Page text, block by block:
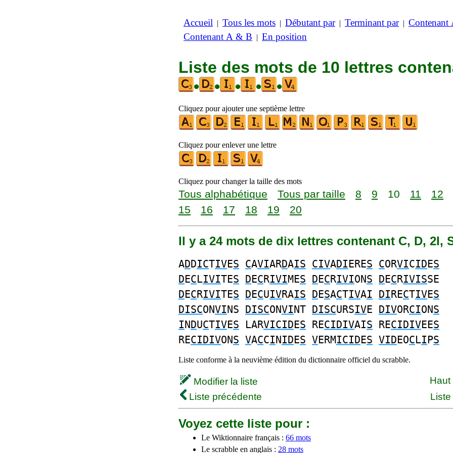
Accueil | Tous les mots | Débutant par| Terminant par| Contenant
Contenant A & B | En position
Liste des mots de 10 lettres
•
• • • •
Cliquez pour ajouter une septième lettre
Cliquez pour enlever une lettre
Cliquez pour changer la taille des mots
Tous alphabétique Tous par taille 8 9 10 11 12
15
16 17 18 19 20
Il y a 24 mots de dix lettres contenant C, D, 2I,
ADDICTIVES CAVIARDAIS CIVADIERES CORVICIDES
DECLIVITES DECRIVIMES DECRIVIONS DECRIVISSE
DECRIVITES DECUIVRAIS DESACTIVAI DIRECTIVES
DISCONVINS DISCONVINT DISCURSIVE DIVORCIONS
INDUCTIVES LARVICIDES RECIDIVAIS RECIDIVEES
RECIDIVONS VACCINIDES VERMICIDES VIDEOCLIPS
Liste conforme à la neuvième édition du dictionnaire officiel du scrabble.
Modifier la liste
Haut
Liste précédente
Voyez cette liste pour :
Le Wiktionnaire français : 66 mots
Le scrabble en anglais : 28 mots